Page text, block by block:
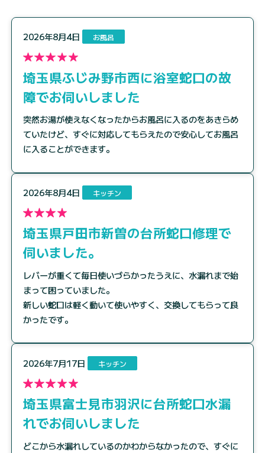
2026年8月4日 お風呂
埼玉県ふじみ野市西に浴室蛇口の故
障でお伺いしました
突然お湯が使えなくなったからお風呂に入るのをあきらめ
ていたけど、すぐに対応してもらえたので安心してお風呂
に入ることができます。
2026年8月4日 キッチン
埼玉県戸田市新曽の台所蛇口修理で
伺いました。
レバーが重くて毎日使いづらかったうえに、水漏れまで始
まって困っていました。
新しい蛇口は軽く動いて使いやすく、交換してもらって良
かったです。
2026年7月17日 キッチン
埼玉県富士見市羽沢に台所蛇口水漏
れでお伺いしました
どこから水漏れしているのかわからなかったので、すぐに